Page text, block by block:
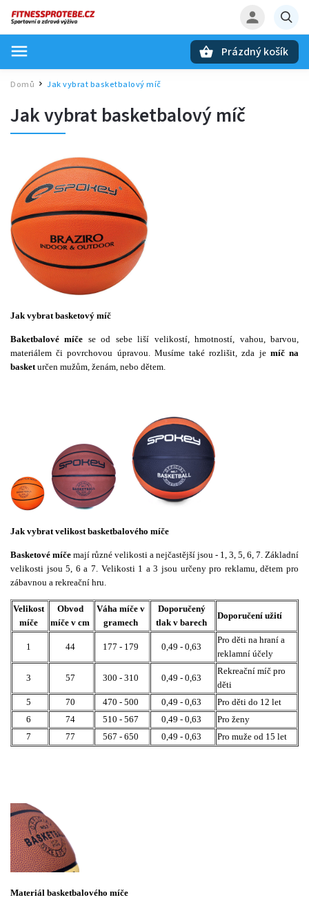
Prázdný košík
Domů / Jak vybrat basketbalový míč
Jak vybrat basketbalový míč
Jak vybrat basketový míč
Baketbalové míče se od sebe liší velikostí, hmotností, vahou, barvou,
materiálem či povrchovou úpravou. Musíme také rozlišit, zda je míč na
basketurčen mužům, ženám, nebo dětem.
Jak vybrat velikost basketbalového míče
Basketové míče mají různé velikosti a nejčastější jsou - 1, 3, 5, 6, 7. Základní
velikosti jsou 5, 6 a 7. Velikosti 1 a 3 jsou určeny pro reklamu, dětem pro
zábavnou a rekreační hru.
Velikost
míče
Obvod
míče v cm
Váha míče v
gramech
Doporučený
tlak v barech
Doporučení užití
1 44 177 - 179 0,49 - 0,63
Pro děti na hraní a
reklamní účely
3 57 300 - 310 0,49 - 0,63
Rekreační míč pro
děti
5
70 470 - 500 0,49 - 0,63
Pro děti do 12 let
6
74 510 - 567 0,49 - 0,63
Pro ženy
7
77 567 - 650 0,49 - 0,63 Pro muže od 15 let
Materiál basketbalového míče